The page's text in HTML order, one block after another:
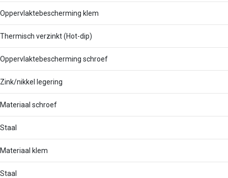
Oppervlaktebescherming klem
Thermisch verzinkt (Hot-dip)
Oppervlaktebescherming schroef
Zink/nikkel legering
Materiaal schroef
Staal
Materiaal klem
Staal